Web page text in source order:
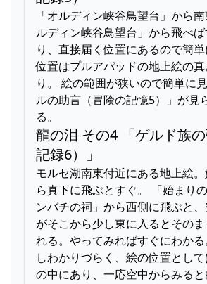
「オルディン峡谷鳥望台」から
ルディン峡谷鳥望台」から飛べ
り、直接届く位置にあるので簡
位置はプルアパッドの地上絵の
り。 絵の範囲が狭いので簡単に
ルの助言（冒険の記憶5）」が見
る。
龍の泪 その4 「ゲルド族
記録6）」
モルセ湖南東付近にある地上絵
ら真下に飛ぶとすぐ。 「始まり
ンバチの祠」から西側に飛ぶと
がそこから少し東に入るとその
れる。やってみればすぐにわか
しわかりづらく、絵の位置とし
の中にあり、一応空中からみる